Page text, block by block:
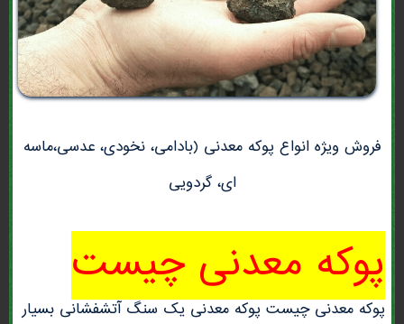
فروش ویژه انواع پوکه معدنی (بادامی، نخودی، عدسی،ماسه
ای، گردویی
پوکه معدنی چیست
پوکه معدنی چیست پوکه معدنی یک سنگ آتشفشانی بسیار